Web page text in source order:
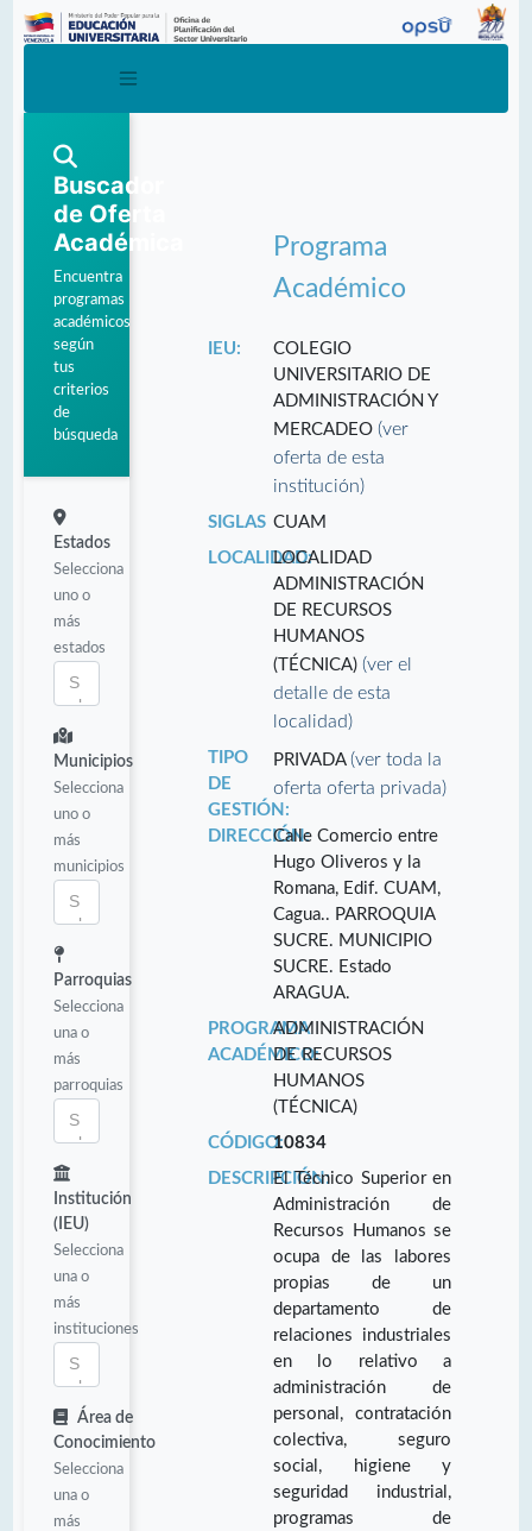
Buscador
de Oferta
Académica
Encuentra
programas
académicos
según
tus
criterios
de
búsqueda
Estados
Selecciona
uno o
más
estados
Municipios
Selecciona
uno o
más
municipios
Parroquias
Selecciona
una o
más
parroquias
Institución
(IEU)
Selecciona
una o
más
instituciones
Área de
Conocimiento
Selecciona
una o
más
Programa
Académico
IEU:
COLEGIO
UNIVERSITARIO DE
ADMINISTRACIÓN Y
MERCADEO(ver
oferta de esta
institución)
SIGLAS CUAM
LOCALIDAD:LOCALIDAD
ADMINISTRACIÓN
DE RECURSOS
HUMANOS
(TÉCNICA)(ver el
detalle de esta
localidad)
TIPO
DE
GESTIÓN:
PRIVADA(ver toda la
oferta oferta privada)
DIRECCIÓN:Calle Comercio entre
Hugo Oliveros y la
Romana, Edif. CUAM,
Cagua.. PARROQUIA
SUCRE. MUNICIPIO
SUCRE. Estado
ARAGUA.
PROGRAMA
ACADÉMICO:
ADMINISTRACIÓN
DE RECURSOS
HUMANOS
(TÉCNICA)
CÓDIGO:10834
DESCRIPCIÓN:El Técnico Superior en
Administración de
Recursos Humanos se
ocupa de las labores
propias de un
departamento de
relaciones industriales
en lo relativo a
administración de
personal, contratación
colectiva, seguro
social, higiene y
seguridad industrial,
programas de